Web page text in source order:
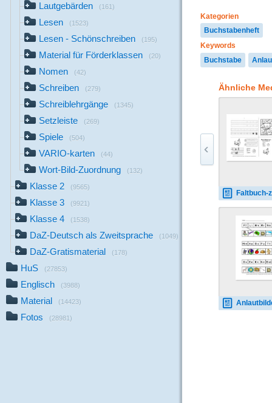
Lautgebärden (161)
Lesen (1523)
Lesen - Schönschreiben (195)
Material für Förderklassen (20)
Nomen (42)
Schreiben (279)
Schreiblehrgänge (1345)
Setzleiste (269)
Spiele (504)
VARIO-karten (44)
Wort-Bild-Zuordnung (132)
Klasse 2 (9565)
Klasse 3 (9921)
Klasse 4 (1538)
DaZ-Deutsch als Zweitsprache (1049)
DaZ-Gratismaterial (178)
HuS (27853)
Englisch (3988)
Material (14423)
Fotos (28981)
Kategorien
Buchstabenheft
Keywords
Buchstabe
Ähnliche
Faltbuch-zum-
Anlautbilder-